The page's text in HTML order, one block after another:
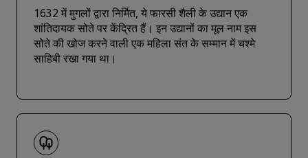
1632 में मुगलों द्वारा निर्मित, ये फारसी शैली के उद्यान एक
शांतिदायक सोते पर केंद्रित हैं। इन उद्यानों का मूल नाम इस
सोते की खोज करने वाली एक महिला संत के सम्मान में चश्मे
साहिबी रखा गया था।